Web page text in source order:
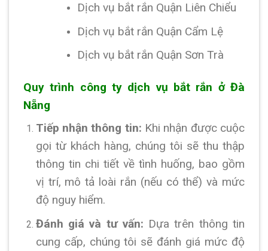
Dịch vụ bắt rắn Quận Liên Chiểu
Dịch vụ bắt rắn Quận Cẩm Lệ
Dịch vụ bắt rắn Quận Sơn Trà
Quy trình công ty dịch vụ bắt rắn ở Đà
Nẵng
Tiếp nhận thông tin: Khi nhận được cuộc
gọi từ khách hàng, chúng tôi sẽ thu thập
thông tin chi tiết về tình huống, bao gồm
vị trí, mô tả loài rắn (nếu có thể) và mức
độ nguy hiểm.
Đánh giá và tư vấn: Dựa trên thông tin
cung cấp, chúng tôi sẽ đánh giá mức độ